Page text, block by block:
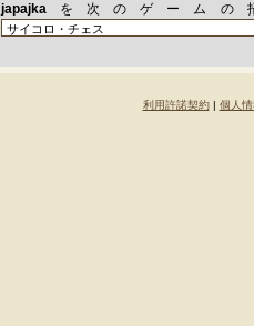
japajka を次のゲームの
利用許諾契約| 個人